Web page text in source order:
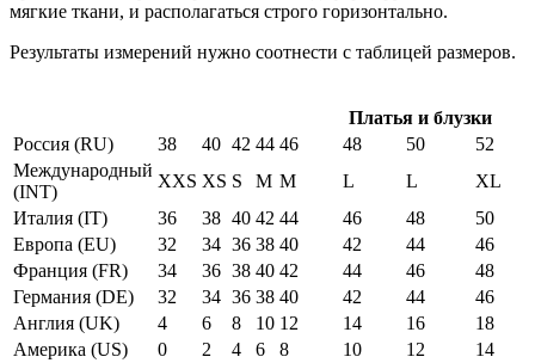
мягкие ткани, и располагаться строго горизонтально.
Результаты измерений нужно соотнести с таблицей размеров.
Платья и блузки
Россия (RU)
38 40 42 44 46 48 50
52
Международный
(INT)
XXS XS S M M L L
XL
Италия (IT)
36 38 40 42 44 46 48
50
Европа (EU)
32 34 36 38 40 42 44
46
Франция (FR)
34 36 38 40 42 44 46
48
Германия (DE)
32 34 36 38 40 42 44
46
Англия (UK)
4 6 8 10 12 14 16
18
Америка (US)
0 2 4 6 8 10 12
14